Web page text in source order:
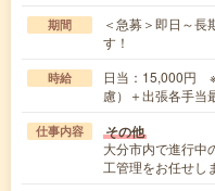
期間
＜急募＞即日～
す！
時給
日当：15,000円
慮）＋出張各手当
仕事内容 その他
大分市内で進行中
工管理をお任せし